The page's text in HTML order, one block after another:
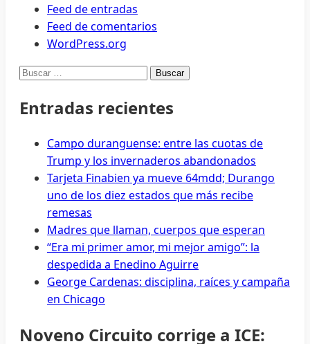
Feed de entradas
Feed de comentarios
WordPress.org
Buscar:
Entradas recientes
Campo duranguense: entre las cuotas de
Trump y los invernaderos abandonados
Tarjeta Finabien ya mueve 64mdd; Durango
uno de los diez estados que más recibe
remesas
Madres que llaman, cuerpos que esperan
“Era mi primer amor, mi mejor amigo”: la
despedida a Enedino Aguirre
George Cardenas: disciplina, raíces y campaña
en Chicago
Noveno Circuito corrige a ICE: